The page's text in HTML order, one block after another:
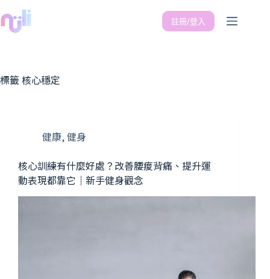
註冊/登入
標籤 核心穩定
健康, 健身
核心訓練有什麼好處？改善腰痠背痛、提升運
動表現都靠它｜新手健身觀念